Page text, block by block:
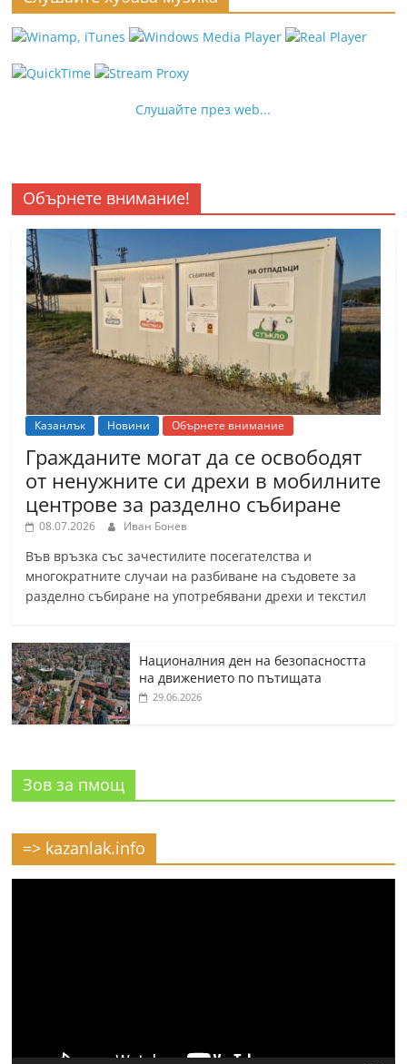
Слушайте през web...
Обърнете внимание!
Казанлък Новини Обърнете внимание
Гражданите могат да се освободят
от ненужните си дрехи в мобилните
центрове за разделно събиране
08.07.2026 Иван Бонев
Във връзка със зачестилите посегателства и
многократните случаи на разбиване на съдовете за
разделно събиране на употребявани дрехи и текстил
Националния ден на безопасността
на движението по пътищата
29.06.2026
Зов за пмощ
=> kazanlak.info